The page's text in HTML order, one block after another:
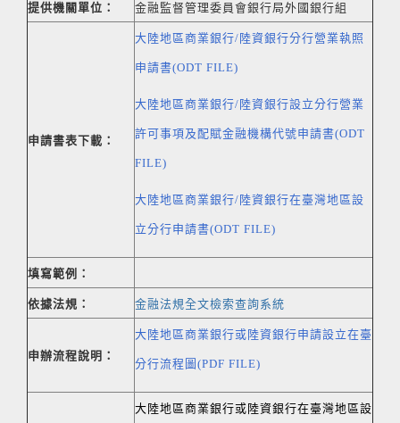
提供機關單位： 金融監督管理委員會銀行局外國銀行組
申請書表下載：
大陸地區商業銀行/陸資銀行分行營業執照
申請書(ODT FILE)
大陸地區商業銀行/陸資銀行設立分行營業
許可事項及配賦金融機構代號申請書(ODT
FILE)
大陸地區商業銀行/陸資銀行在臺灣地區設
立分行申請書(ODT FILE)
填寫範例：
依據法規： 金融法規全文檢索查詢系統
申辦流程說明：
大陸地區商業銀行或陸資銀行申請設立在臺
分行流程圖(PDF FILE)
大陸地區商業銀行或陸資銀行在臺灣地區設